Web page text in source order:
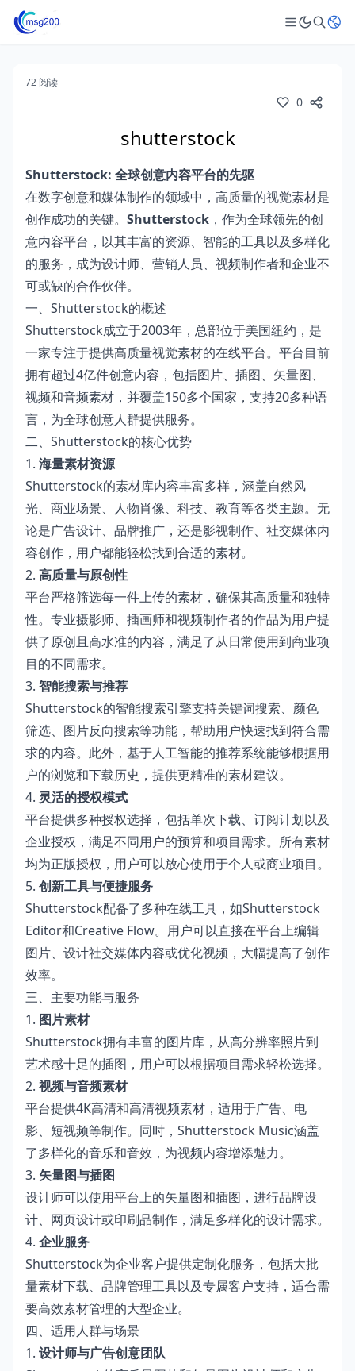
72 阅读
0
shutterstock
Shutterstock: 全球创意内容平台的先驱
在数字创意和媒体制作的领域中，高质量的视觉素材是
创作成功的关键。 Shutterstock ，作为全球领先的创
意内容平台，以其丰富的资源、智能的工具以及多样化
的服务，成为设计师、营销人员、视频制作者和企业不
可或缺的合作伙伴。
一、Shutterstock的概述
Shutterstock成立于2003年，总部位于美国纽约，是
一家专注于提供高质量视觉素材的在线平台。平台目前
拥有超过4亿件创意内容，包括图片、插图、矢量图、
视频和音频素材，并覆盖150多个国家，支持20多种语
言，为全球创意人群提供服务。
二、Shutterstock的核心优势
1. 海量素材资源
Shutterstock的素材库内容丰富多样，涵盖自然风
光、商业场景、人物肖像、科技、教育等各类主题。无
论是广告设计、品牌推广，还是影视制作、社交媒体内
容创作，用户都能轻松找到合适的素材。
2. 高质量与原创性
平台严格筛选每一件上传的素材，确保其高质量和独特
性。专业摄影师、插画师和视频制作者的作品为用户提
供了原创且高水准的内容，满足了从日常使用到商业项
目的不同需求。
3. 智能搜索与推荐
Shutterstock的智能搜索引擎支持关键词搜索、颜色
筛选、图片反向搜索等功能，帮助用户快速找到符合需
求的内容。此外，基于人工智能的推荐系统能够根据用
户的浏览和下载历史，提供更精准的素材建议。
4. 灵活的授权模式
平台提供多种授权选择，包括单次下载、订阅计划以及
企业授权，满足不同用户的预算和项目需求。所有素材
均为正版授权，用户可以放心使用于个人或商业项目。
5. 创新工具与便捷服务
Shutterstock配备了多种在线工具，如Shutterstock
Editor和Creative Flow。用户可以直接在平台上编辑
图片、设计社交媒体内容或优化视频，大幅提高了创作
效率。
三、主要功能与服务
1. 图片素材
Shutterstock拥有丰富的图片库，从高分辨率照片到
艺术感十足的插图，用户可以根据项目需求轻松选择。
2. 视频与音频素材
平台提供4K高清和高清视频素材，适用于广告、电
影、短视频等制作。同时，Shutterstock Music涵盖
了多样化的音乐和音效，为视频内容增添魅力。
3. 矢量图与插图
设计师可以使用平台上的矢量图和插图，进行品牌设
计、网页设计或印刷品制作，满足多样化的设计需求。
4. 企业服务
Shutterstock为企业客户提供定制化服务，包括大批
量素材下载、品牌管理工具以及专属客户支持，适合需
要高效素材管理的大型企业。
四、适用人群与场景
1. 设计师与广告创意团队